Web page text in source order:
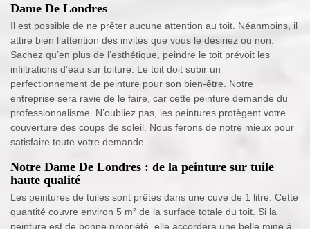
Dame De Londres
Il est possible de ne prêter aucune attention au toit. Néanmoins, il
attire bien l’attention des invités que vous le désiriez ou non.
Sachez qu’en plus de l’esthétique, peindre le toit prévoit les
infiltrations d’eau sur toiture. Le toit doit subir un
perfectionnement de peinture pour son bien-être. Notre
entreprise sera ravie de le faire, car cette peinture demande du
professionnalisme. N’oubliez pas, les peintures protègent votre
couverture des coups de soleil. Nous ferons de notre mieux pour
satisfaire toute votre demande.
Notre Dame De Londres : de la peinture sur tuile
haute qualité
Les peintures de tuiles sont prêtes dans une cuve de 1 litre. Cette
quantité couvre environ 5 m² de la surface totale du toit. Si la
peinture est de bonne propriété, elle accordera une belle mine à